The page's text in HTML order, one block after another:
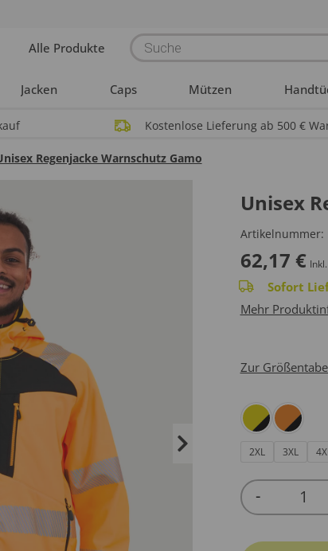
Alle Produkte Products
search
Jacken Caps Mützen
Kostenlose Lieferung ab 500 €
Regenjacke Warnschutz Gamo
Unisex
Artikelnummer:
62,17 €
Sofort
Mehr
Zur
2XL 3XL
-